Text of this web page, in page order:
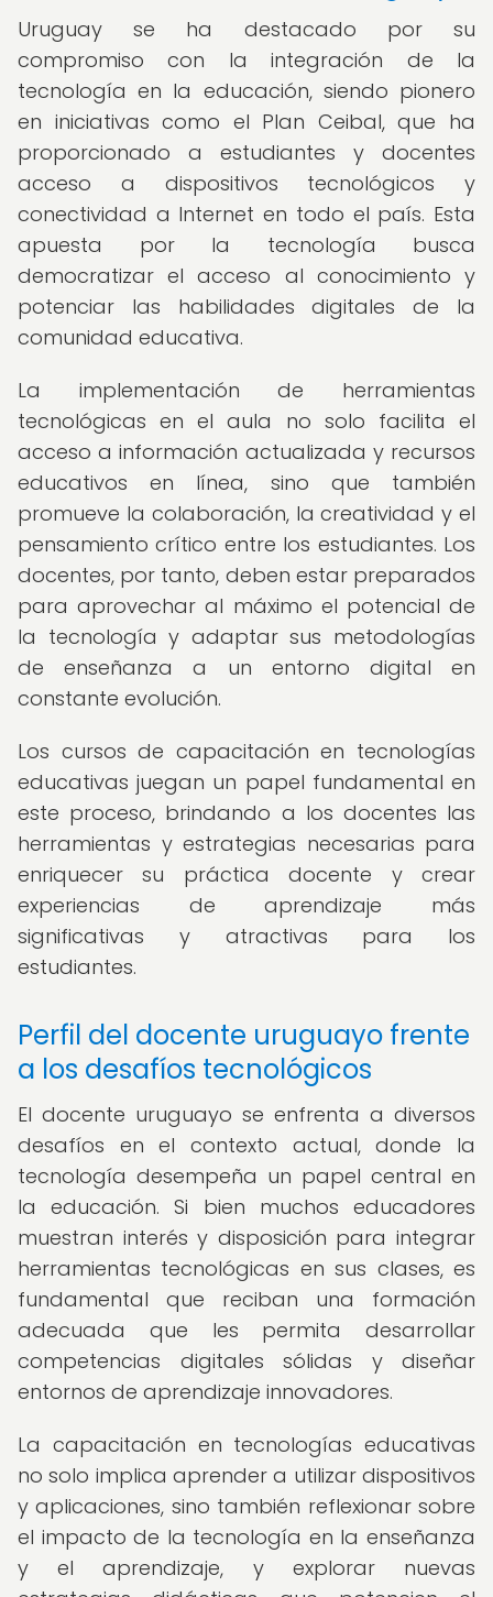
Uruguay se ha destacado por su
compromiso con la integración de la
tecnología en la educación, siendo pionero
en iniciativas como el Plan Ceibal, que ha
proporcionado a estudiantes y docentes
acceso a dispositivos tecnológicos y
conectividad a Internet en todo el país. Esta
apuesta por la tecnología busca
democratizar el acceso al conocimiento y
potenciar las habilidades digitales de la
comunidad educativa.
La implementación de herramientas
tecnológicas en el aula no solo facilita el
acceso a información actualizada y recursos
educativos en línea, sino que también
promueve la colaboración, la creatividad y el
pensamiento crítico entre los estudiantes. Los
docentes, por tanto, deben estar preparados
para aprovechar al máximo el potencial de
la tecnología y adaptar sus metodologías
de enseñanza a un entorno digital en
constante evolución.
Los cursos de capacitación en tecnologías
educativas juegan un papel fundamental en
este proceso, brindando a los docentes las
herramientas y estrategias necesarias para
enriquecer su práctica docente y crear
experiencias de aprendizaje más
significativas y atractivas para los
estudiantes.
Perfil del docente uruguayo frente
a los desafíos tecnológicos
El docente uruguayo se enfrenta a diversos
desafíos en el contexto actual, donde la
tecnología desempeña un papel central en
la educación. Si bien muchos educadores
muestran interés y disposición para integrar
herramientas tecnológicas en sus clases, es
fundamental que reciban una formación
adecuada que les permita desarrollar
competencias digitales sólidas y diseñar
entornos de aprendizaje innovadores.
La capacitación en tecnologías educativas
no solo implica aprender a utilizar dispositivos
y aplicaciones, sino también reflexionar sobre
el impacto de la tecnología en la enseñanza
y el aprendizaje, y explorar nuevas